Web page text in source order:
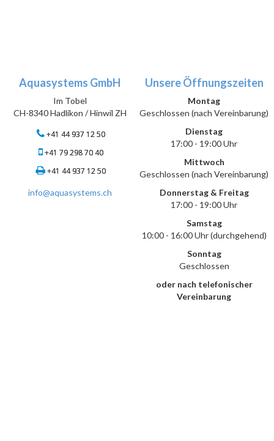
Aquasystems GmbH
Im Tobel
CH-8340 Hadlikon / Hinwil ZH
+41 44 937 12 50
+41 79 298 70 40
+41 44 937 12 50
info@aquasystems.ch
Unsere Öffnungszeiten
Montag
Geschlossen (nach Vereinbarung)
Dienstag
17:00 - 19:00 Uhr
Mittwoch
Geschlossen (nach Vereinbarung)
Donnerstag & Freitag
17:00 - 19:00 Uhr
Samstag
10:00 - 16:00 Uhr (durchgehend)
Sonntag
Geschlossen
oder nach telefonischer
Vereinbarung